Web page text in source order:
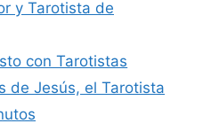
y Tarotista de
con Tarotistas
de Jesús, el Tarotista